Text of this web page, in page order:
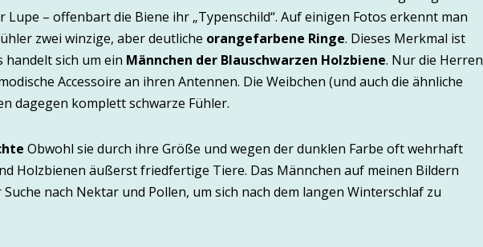
Lupe – offenbart die Biene ihr „Typenschild“. Auf einigen Fotos erkennt man
zwei winzige, aber deutliche orangefarbene Ringe. Dieses Merkmal ist
handelt sich um ein Männchen der Blauschwarzen Holzbiene. Nur die Herren
Accessoire an ihren Antennen. Die Weibchen (und auch die ähnliche
dagegen komplett schwarze Fühler.
Obwohl sie durch ihre Größe und wegen der dunklen Farbe oft wehrhaft
Holzbienen äußerst friedfertige Tiere. Das Männchen auf meinen Bildern
nach Nektar und Pollen, um sich nach dem langen Winterschlaf zu